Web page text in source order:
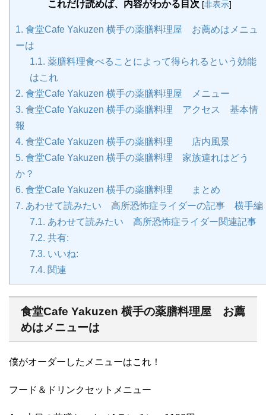
これだけ読めば、内容がわかる目次 [非表示]
1. 食堂Cafe Yakuzen 横手の薬膳料理屋 お薦めはメニュ
ーは
1.1. 薬膳料理食べることによって得られるという効能
はこれ
2. 食堂Cafe Yakuzen 横手の薬膳料理屋 メニュー
3. 食堂Cafe Yakuzen 横手の薬膳料理 アクセス 基本情
報
4. 食堂Cafe Yakuzen 横手の薬膳料理 店内風景
5. 食堂Cafe Yakuzen 横手の薬膳料理 家族連れはどう
か？
6. 食堂Cafe Yakuzen 横手の薬膳料理 まとめ
7. あわせて読みたい 高所恐怖症ライダーの記事 横手編
7.1. あわせて読みたい 高所恐怖症ライダー関連記事
7.2. 共有:
7.3. いいね:
7.4. 関連
食堂Cafe Yakuzen 横手の薬膳料理屋 お薦
めはメニューは
僕がオーダーしたメニューはこれ！
フード＆ドリンクセットメニュー